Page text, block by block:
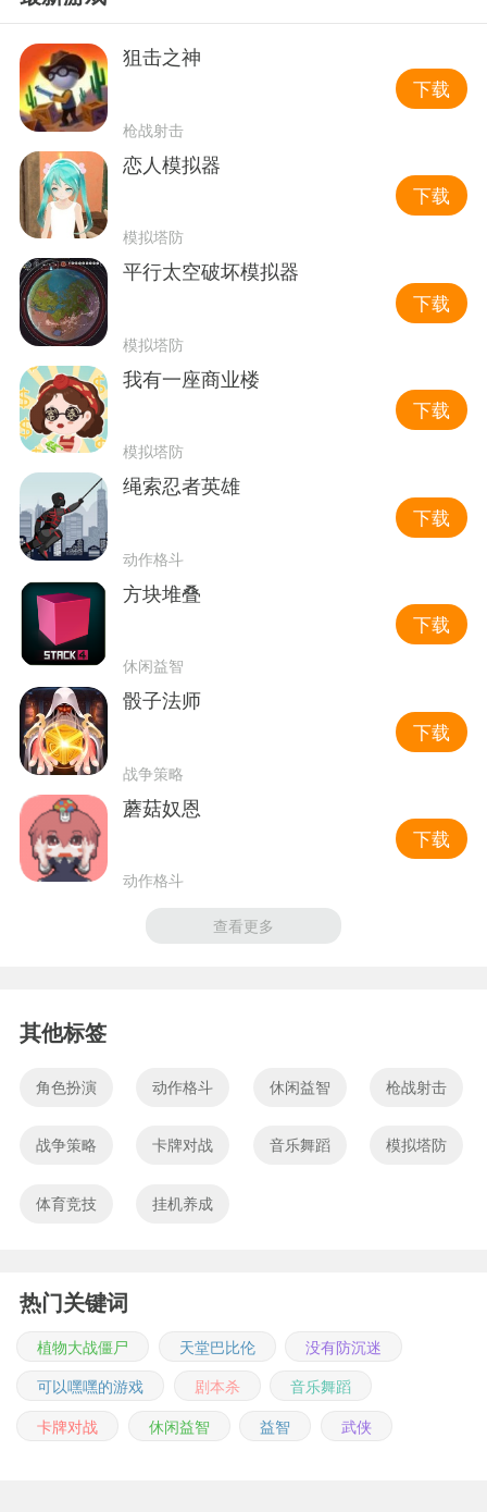
狙击之神
枪战射击
下载
恋人模拟器
模拟塔防
下载
平行太空破坏模拟器
模拟塔防
下载
我有一座商业楼
模拟塔防
下载
绳索忍者英雄
动作格斗
下载
方块堆叠
休闲益智
下载
骰子法师
战争策略
下载
蘑菇奴恩
动作格斗
下载
查看更多
其他标签
角色扮演 动作格斗 休闲益智 枪战射击
战争策略 卡牌对战 音乐舞蹈 模拟塔防
体育竞技 挂机养成
热门关键词
植物大战僵尸 天堂巴比伦
没有防沉迷
可以嘿嘿的游戏
剧本杀
音乐舞蹈
卡牌对战
休闲益智 益智 武侠